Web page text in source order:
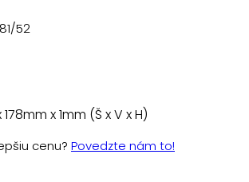
52
x 1mm (Š x V x H)
cenu? Povedzte nám to!